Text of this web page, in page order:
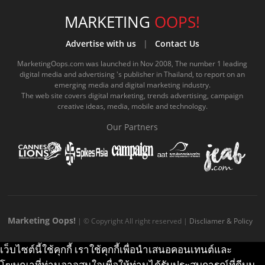
e
b
o
o
k
c
o
t
u
b
e
.
o
o
m
e
m
e
t
a
g
r
a
.
t
o
k
.
c
m
MARKETING OOPS!
Advertise with us| Contact Us
MarketingOops.com was launched in Nov 2008, The number 1 leading
digital media and advertising 's publisher in Thailand, to report on an
emerging media and digital marketing industry.
The web site covers digital marketing, trends advertising, campaign
creative ideas, media, mobile and technology.
Our Partners
Marketing Oops! | © Copyright All right reserved | Discliamer & Policy
เว็บไซต์นี้ใช้คุกกี้ เราใช้คุกกี้เพื่อนำเสนอคอนเทนต์และ